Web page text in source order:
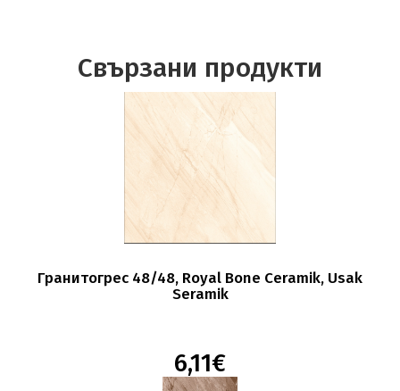
Свързани продукти
Гранитогрес 48/48, Royal Bone Ceramik, Usak
Seramik
6,11€